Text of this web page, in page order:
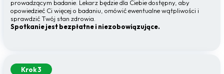
prowadzącym badanie. Lekarz będzie dla Ciebie dostępny, aby
opowiedzieć Ci więcej o badaniu, omówić ewentualne wątpliwości i
sprawdzić Twój stan zdrowia.
Spotkanie jest bezpłatne i niezobowiązujące.
Krok 3